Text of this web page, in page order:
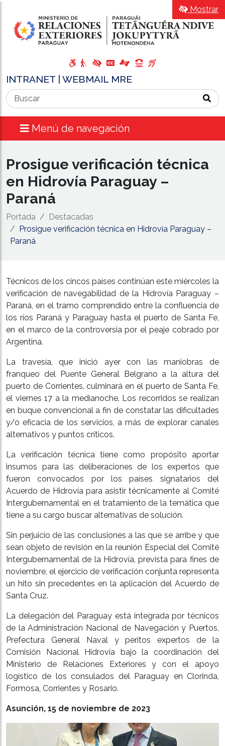
INTRANET WEBMAIL MRE
Menú de navegación
Mostrar
Prosigue verificación técnica
en Hidrovía Paraguay –
Paraná
Portada
Destacadas
Prosigue verificación técnica en Hidrovía Paraguay –
Paraná
Técnicos de los cincos países continúan este miércoles la
verificación de navegabilidad de la Hidrovía Paraguay –
Paraná, en el tramo comprendido entre la confluencia de
los ríos Paraná y Paraguay hasta el puerto de Santa Fe,
en el marco de la controversia por el peaje cobrado por
Argentina.
La travesía, que inició ayer con las maniobras de
franqueo del Puente General Belgrano a la altura del
puerto de Corrientes, culminará en el puerto de Santa Fe,
el viernes 17 a la medianoche. Los recorridos se realizan
en buque convencional a fin de constatar las dificultades
y/o eficacia de los servicios, a más de explorar canales
alternativos y puntos críticos.
La verificación técnica tiene como propósito aportar
insumos para las deliberaciones de los expertos que
fueron convocados por los países signatarios del
Acuerdo de Hidrovía para asistir técnicamente al Comité
Intergubernamental en el tratamiento de la temática que
tiene a su cargo buscar alternativas de solución.
Sin perjuicio de las conclusiones a las que se arribe y que
sean objeto de revisión en la reunión Especial del Comité
Intergubernamental de la Hidrovía, prevista para fines de
noviembre, el ejercicio de verificación conjunta representa
un hito sin precedentes en la aplicación del Acuerdo de
Santa Cruz.
La delegación del Paraguay está integrada por técnicos
de la Administración Nacional de Navegación y Puertos,
Prefectura General Naval y peritos expertos de la
Comisión Nacional Hidrovía bajo la coordinación del
Ministerio de Relaciones Exteriores y con el apoyo
logístico de los consulados del Paraguay en Clorinda,
Formosa, Corrientes y Rosario.
Asunción, 15 de noviembre de 2023